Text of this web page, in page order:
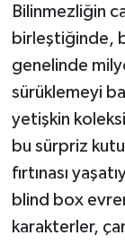
Bilinmezliğin
birleştiğinde,
genelinde
sürüklemeyi
yetişkin
bu sürpriz
fırtınası
blind box
karakterler,